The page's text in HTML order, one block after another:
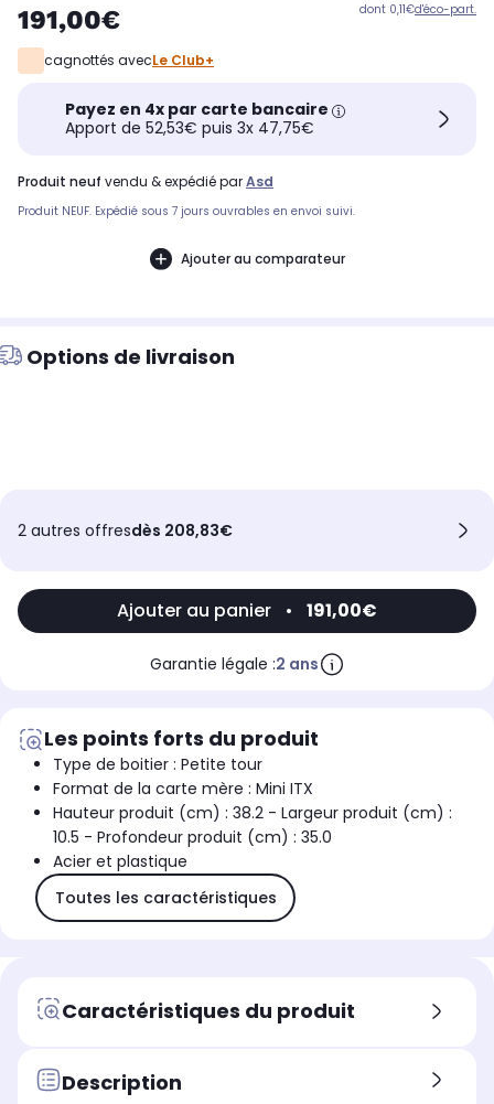
191,00€ dont 0,11€d'éco-part.
cagnottés avecLe Club+
Payez en 4x par carte bancaire
Apport de 52,53€ puis 3x 47,75€
produit neuf vendu & expédié parAsd
Produit NEUF. Expédié sous 7 jours ouvrables en envoi suivi.
Ajouter au comparateur
Options de livraison
2 autres offresdès 208,83€
Ajouter au panier • 191,00€
Garantie légale :2 ans
Les points forts du produit
Type de boitier : Petite tour
Format de la carte mère : Mini ITX
Hauteur produit (cm) : 38.2 - Largeur produit (cm) :
10.5 - Profondeur produit (cm) : 35.0
Acier et plastique
Toutes les caractéristiques
Caractéristiques du produit
Description